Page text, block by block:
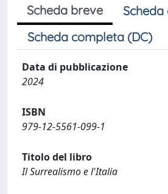
Scheda breve
Scheda completa (DC)
Data di pubblicazione
2024
ISBN
979-12-5561-099-1
Titolo del libro
Il Surrealismo e l'Italia